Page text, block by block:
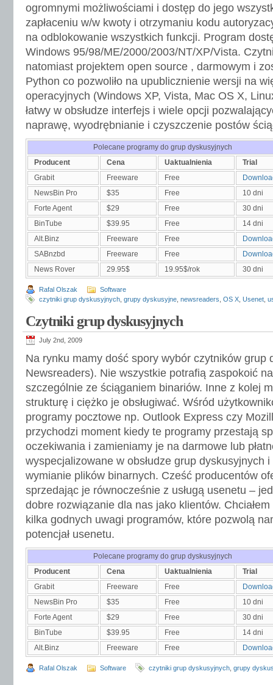
ogromnymi możliwościami i dostęp do jego
zapłaceniu w/w kwoty i otrzymaniu kodu
na odblokowanie wszystkich funkcji. Program
Windows 95/98/ME/2000/2003/NT/XP/Vista.
natomiast projektem open source , darmowym i
Python co pozwoliło na upublicznienie wersji na
operacyjnych (Windows XP, Vista, Mac OS X,
łatwy w obsłudze interfejs i wiele opcji
naprawę, wyodrębnianie i czyszczenie postów
Polecane programy do grup dyskusyjnych
Producent
Cena Uaktualnienia
Trial
Grabit
Freeware Free
NewsBin Pro
$35 Free
10 dni
Forte Agent
$29 Free
30 dni
BinTube
$39.95 Free
14 dni
Alt.Binz
Freeware Free
SABnzbd
Freeware Free
News Rover
29.95$ 19.95$/rok 30 dni
Rafal Olszak
Software
czytniki grup dyskusyjnych grupy dyskusyjne newsreaders OS X Usenet
Czytniki grup dyskusyjnych
July 2nd, 2009
Na rynku mamy dość spory wybór czytników grup
Newsreaders). Nie wszystkie potrafią zaspokoić
szczególnie ze ściąganiem binariów. Inne z kolej
strukturę i ciężko je obsługiwać. Wśród
programy pocztowe np. Outlook Express czy
przychodzi moment kiedy te programy przestają
oczekiwania i zamieniamy je na darmowe lub
wyspecjalizowane w obsłudze grup dyskusyjnych
wymianie plików binarnych. Cześć producentów
sprzedając je równocześnie z usługą usenetu –
dobre rozwiązanie dla nas jako klientów.
kilka godnych uwagi programów, które pozwolą
potencjał usenetu.
Polecane programy do grup dyskusyjnych
Producent
Cena Uaktualnienia
Trial
Grabit
Freeware Free
NewsBin Pro
$35 Free
10 dni
Forte Agent
$29 Free
30 dni
BinTube
$39.95 Free
14 dni
Alt.Binz
Freeware Free
Rafal Olszak Software czytniki grup dyskusyjnych grupy